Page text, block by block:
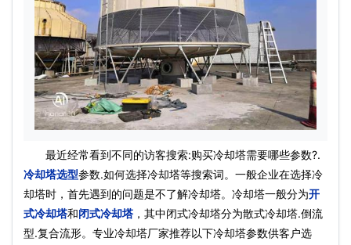
最近经常看到不同的访客搜索:购买冷却塔需要哪些参数?.
冷却塔选型参数.如何选择冷却塔等搜索词。一般企业在选择冷
却塔时，首先遇到的问题是不了解冷却塔。冷却塔一般分为开
式冷却塔和闭式冷却塔 ，其中闭式冷却塔分为散式冷却塔.倒流
型.复合流形。专业冷却塔厂家推荐以下冷却塔参数供客户选